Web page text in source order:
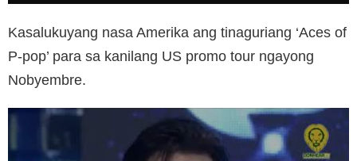
Kasalukuyang nasa Amerika ang tinaguriang ‘Aces of
P-pop’ para sa kanilang US promo tour ngayong
Nobyembre.